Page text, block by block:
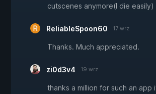
cutscenes anymore(I die easily)
ReliableSpoon60 17 wrz
Thanks. Much appreciated.
zi0d3v4 19 wrz
thanks a million for such an app